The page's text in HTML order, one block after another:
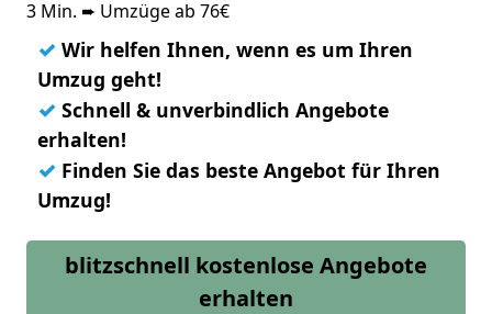
3 Min. ➨ Umzüge ab 76€
✓ Wir helfen Ihnen, wenn es um Ihren
Umzug geht!
✓ Schnell & unverbindlich Angebote
erhalten!
✓ Finden Sie das beste Angebot für Ihren
Umzug!
blitzschnell kostenlose Angebote
erhalten